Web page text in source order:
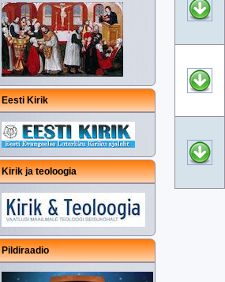
Eesti Kirik
Kirik ja teoloogia
Pildiraadio